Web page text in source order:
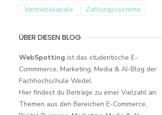
Vertriebskanäle
Zahlungssysteme
ÜBER DIESEN BLOG
WebSpotting ist das studentische E-
Commmerce, Marketing, Media & AI-Blog der
Fachhochschule Wedel.
Hier findest du Beiträge zu einer Vielzahl an
Themen aus den Bereichen E-Commerce,